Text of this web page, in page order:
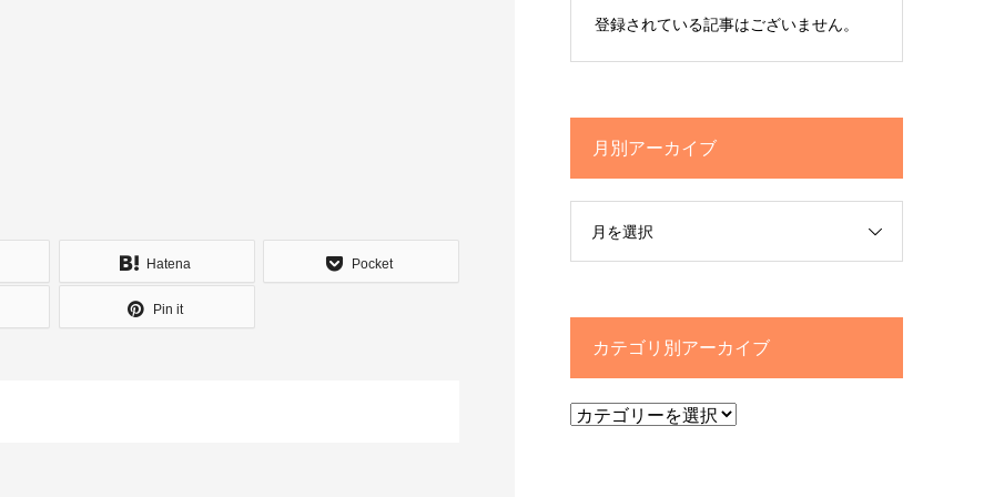
Hatena Pocket
Pin it
登録されている記事はございません。
月別アーカイブ
月を選択
カテゴリ別アーカイブ